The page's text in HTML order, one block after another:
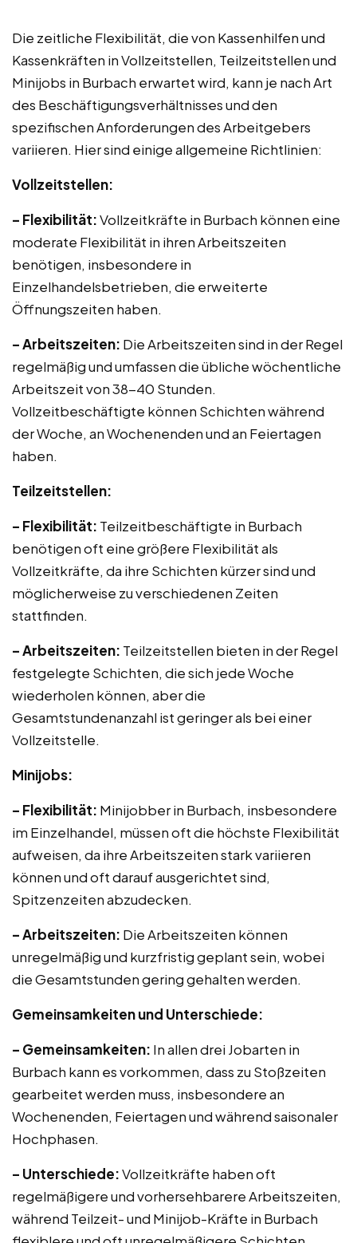
Die zeitliche Flexibilität, die von Kassenhilfen und
Kassenkräften in Vollzeitstellen, Teilzeitstellen und
Minijobs in Burbach erwartet wird, kann je nach Art
des Beschäftigungsverhältnisses und den
spezifischen Anforderungen des Arbeitgebers
variieren. Hier sind einige allgemeine Richtlinien:
Vollzeitstellen:
– Flexibilität:Vollzeitkräfte in Burbach können eine
moderate Flexibilität in ihren Arbeitszeiten
benötigen, insbesondere in
Einzelhandelsbetrieben, die erweiterte
Öffnungszeiten haben.
– Arbeitszeiten: Die Arbeitszeiten sind in der Regel
regelmäßig und umfassen die übliche wöchentliche
Arbeitszeit von 38-40 Stunden.
Vollzeitbeschäftigte können Schichten während
der Woche, an Wochenenden und an Feiertagen
haben.
Teilzeitstellen:
– Flexibilität: Teilzeitbeschäftigte in Burbach
benötigen oft eine größere Flexibilität als
Vollzeitkräfte, da ihre Schichten kürzer sind und
möglicherweise zu verschiedenen Zeiten
stattfinden.
– Arbeitszeiten: Teilzeitstellen bieten in der Regel
festgelegte Schichten, die sich jede Woche
wiederholen können, aber die
Gesamtstundenanzahl ist geringer als bei einer
Vollzeitstelle.
Minijobs:
– Flexibilität: Minijobber in Burbach, insbesondere
im Einzelhandel, müssen oft die höchste Flexibilität
aufweisen, da ihre Arbeitszeiten stark variieren
können und oft darauf ausgerichtet sind,
Spitzenzeiten abzudecken.
– Arbeitszeiten: Die Arbeitszeiten können
unregelmäßig und kurzfristig geplant sein, wobei
die Gesamtstunden gering gehalten werden.
Gemeinsamkeiten und Unterschiede:
– Gemeinsamkeiten: In allen drei Jobarten in
Burbach kann es vorkommen, dass zu Stoßzeiten
gearbeitet werden muss, insbesondere an
Wochenenden, Feiertagen und während saisonaler
Hochphasen.
– Unterschiede:Vollzeitkräfte haben oft
regelmäßigere und vorhersehbarere Arbeitszeiten,
während Teilzeit- und Minijob-Kräfte in Burbach